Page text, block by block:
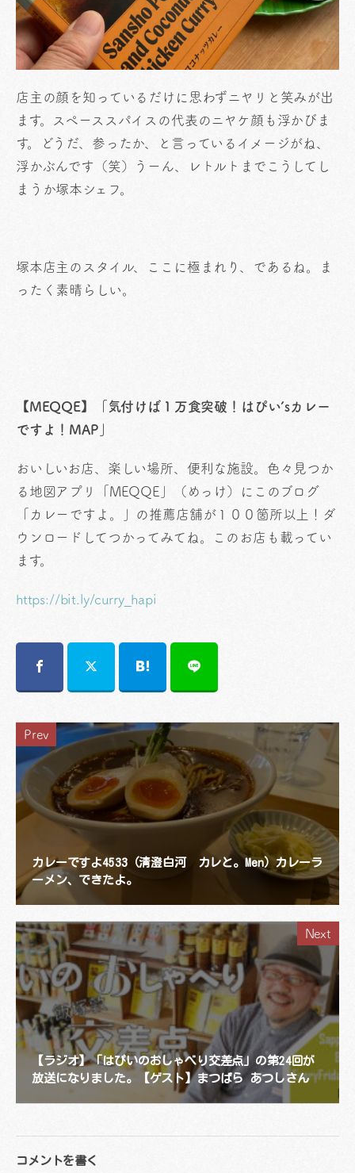
店主の顔を知っているだけに思わずニヤリと笑みが出
ます。スペーススパイスの代表のニヤケ顔も浮かびま
す。どうだ、参ったか、と言っているイメージがね、
浮かぶんです（笑）うーん、レトルトまでこうしてし
まうか塚本シェフ。
塚本店主のスタイル、ここに極まれり、であるね。ま
ったく素晴らしい。
【MEQQE】「気付けば１万食突破！はぴい’sカレー
ですよ！MAP」
おいしいお店、楽しい場所、便利な施設。色々見つか
る地図アプリ「MEQQE」（めっけ）にこのブログ
「カレーですよ。」の推薦店舗が１００箇所以上！ダ
ウンロードしてつかってみてね。このお店も載ってい
ます。
https://bit.ly/curry_hapi
Prev
カレーですよ4533（清澄白河 カレと。Men）カレーラ
ーメン、できたよ。
Next
【ラジオ】「はぴいのおしゃべり交差点」の第24回が
放送になりました。【ゲスト】まつばら あつしさん
コメントを書く